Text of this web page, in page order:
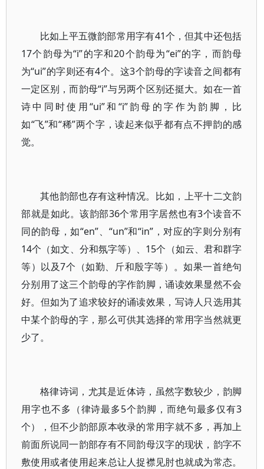
比如上平五微韵部常用字有41个，但其中还包括
17个韵母为“i”的字和20个韵母为“ei”的字，而韵母
为“ui”的字则还有4个。这3个韵母的字读音之间都有
一定区别，而韵母“i”与另两个区别还挺大。如在一首
诗中同时使用“ui”和“i”韵母的字作为韵脚，比
如“飞”和“稀”两个字，读起来似乎都有点不押韵的感
觉。
其他韵部也存有这种情况。比如，上平十二文韵
部就是如此。该韵部36个常用字居然也有3个读音不
同的韵母，如“en”、“un”和“in”，对应的字则分别有
14个（如文、分和氛字等）、15个（如云、君和群字
等）以及7个（如勤、斤和殷字等）。如果一首绝句
分别用了这三个韵母的字作韵脚，诵读效果显然不会
好。但如为了追求较好的诵读效果，写诗人只选用其
中某个韵母的字，那么可供其选择的常用字当然就更
少了。
格律诗词，尤其是近体诗，虽然字数较少，韵脚
用字也不多（律诗最多5个韵脚，而绝句最多仅有3
个），但不少韵部原本收录的常用字就不多，再加上
前面所说同一韵部存有不同韵母汉字的现状，韵字不
敷使用或者使用起来总让人捉襟见肘也就成为常态。